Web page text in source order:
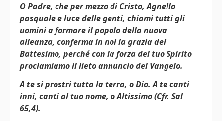
O Padre, che per mezzo di Cristo, Agnello
pasquale e luce delle genti, chiami tutti gli
uomini a formare il popolo della nuova
alleanza, conferma in noi la grazia del
Battesimo, perché con la forza del tuo Spirito
proclamiamo il lieto annuncio del Vangelo.
A te si prostri tutta la terra, o Dio. A te canti
inni, canti al tuo nome, o Altissimo (Cfr. Sal
65,4).